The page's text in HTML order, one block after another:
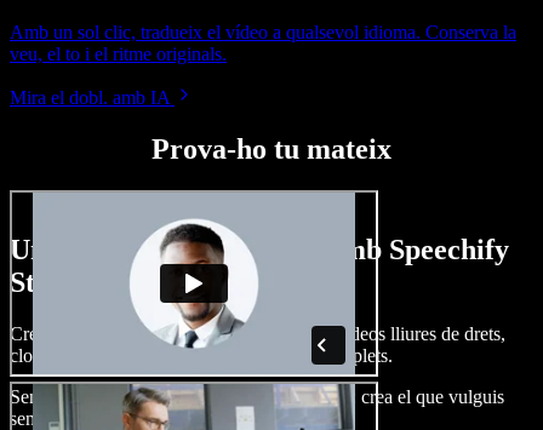
Amb un sol clic, tradueix el vídeo a qualsevol idioma. Conserva la
veu, el to i el ritme originals.
Mira el dobl. amb IA
Prova-ho tu mateix
Un tastet del que pots fer amb Speechify
Studio.
Crea dobl. de veu, afegeix imatges, àudio, vídeos lliures de drets,
clona veus i munta projectes multimèdia complets.
Sense corba d’aprenentatge, tot al navegador: crea el que vulguis
sense els límits de sempre.